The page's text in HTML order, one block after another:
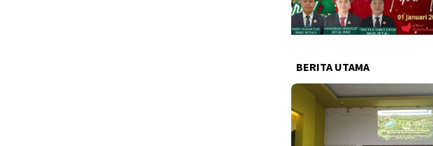
BERITA UTAMA